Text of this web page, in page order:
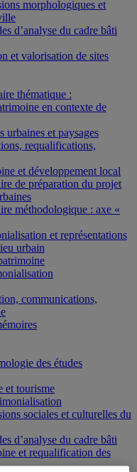
morphologiques et
d’analyse du cadre bâti
et valorisation de sites
thématique :
en contexte de
urbaines et paysages
requalifications,
et développement local
de préparation du projet
méthodologique : axe «
et représentations
urbain
communications,
des études
et tourisme
sociales et culturelles du
d’analyse du cadre bâti
et requalification des